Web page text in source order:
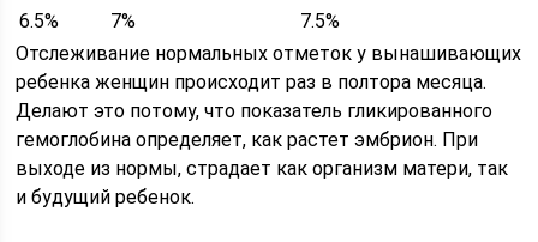
6.5%
7%
7.5%
Отслеживание нормальных отметок у вынашивающих
ребенка женщин происходит раз в полтора месяца.
Делают это потому, что показатель гликированного
гемоглобина определяет, как растет эмбрион. При
выходе из нормы, страдает как организм матери, так
и будущий ребенок.